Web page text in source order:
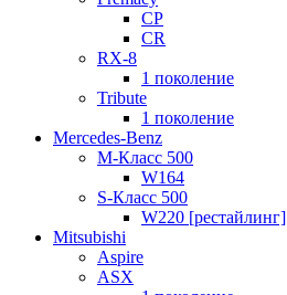
CP
CR
RX-8
1 поколение
Tribute
1 поколение
Mercedes-Benz
M-Класс 500
W164
S-Класс 500
W220 [рестайлинг]
Mitsubishi
Aspire
ASX